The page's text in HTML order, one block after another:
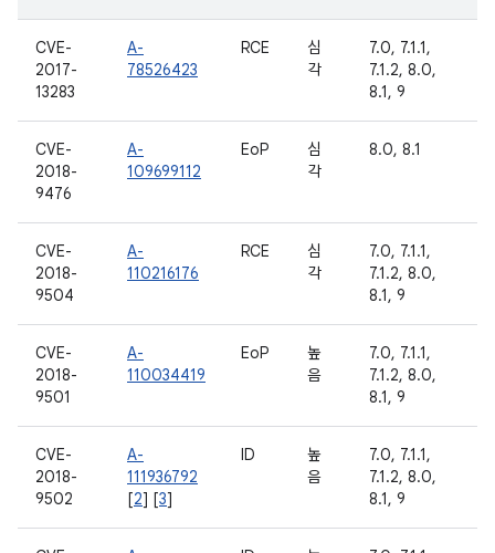
CVE-
2017-
13283
A-
78526423
RCE
심
각
7.0, 7.1.1,
7.1.2, 8.0,
8.1, 9
CVE-
2018-
9476
A-
109699112
EoP
심
각
8.0, 8.1
CVE-
2018-
9504
A-
110216176
RCE
심
각
7.0, 7.1.1,
7.1.2, 8.0,
8.1, 9
CVE-
2018-
9501
A-
110034419
EoP
높
음
7.0, 7.1.1,
7.1.2, 8.0,
8.1, 9
CVE-
2018-
9502
A-
111936792
[2] [3]
ID
높
음
7.0, 7.1.1,
7.1.2, 8.0,
8.1, 9